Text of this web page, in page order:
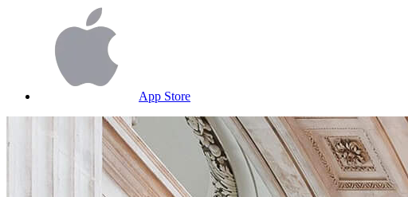
App Store